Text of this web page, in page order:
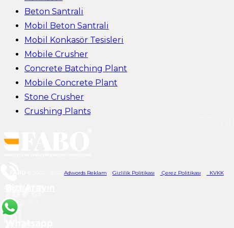
Beton Santrali
Mobil Beton Santrali
Mobil Konkasör Tesisleri
Mobile Crusher
Concrete Batching Plant
Mobile Concrete Plant
Stone Crusher
Crushing Plants
Adwords Reklam Gizlilik Politikası Çerez Politikası KVKK